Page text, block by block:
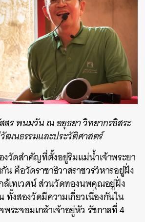
ร พนมวัน ณ อยุธยา วิทยากรอิสระ
ฒนธรรมและประวัติศาสตร์
งวัดสำคัญที่ตั้งอยู่ริมแม่น้ำเจ้าพระยา
คือวัดราชาธิวาสราชวรวิหารอยู่ฝั่ง
ล้เทเวศน์ ส่วนวัดทองนพคุณอยู่ฝั่ง
ทั้งสองวัดมีความเกี่ยวเนื่องกันใน
ระจอมเกล้าเจ้าอยู่หัว รัชกาลที่ 4